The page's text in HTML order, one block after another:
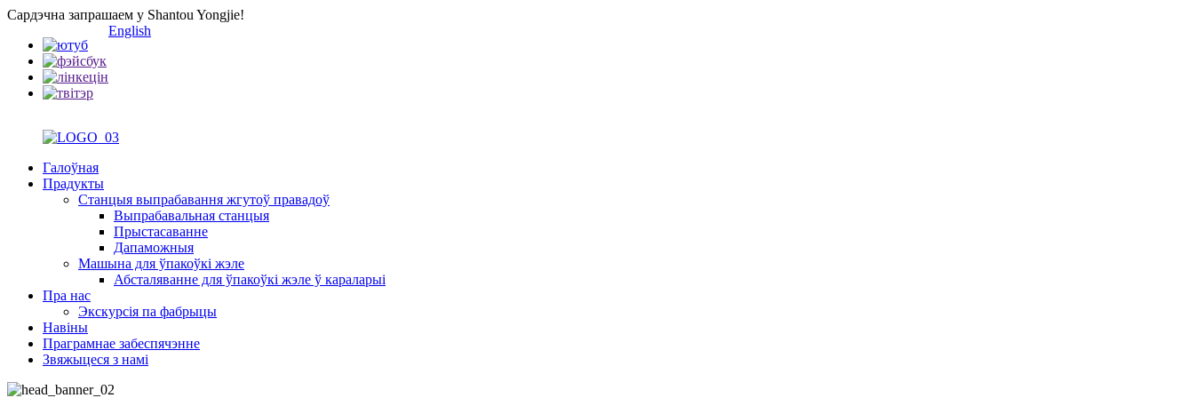
Сардэчна запрашаем у Shantou Yongjie!
English
Галоўная
Прадукты
Станцыя выпрабавання жгутоў правадоў
Выпрабавальная станцыя
Прыстасаванне
Дапаможныя
Машына для ўпакоўкі жэле
Абсталяванне для ўпакоўкі жэле ў караларыі
Пра нас
Экскурсія па фабрыцы
Навіны
Праграмнае забеспячэнне
Звяжыцеся з намі